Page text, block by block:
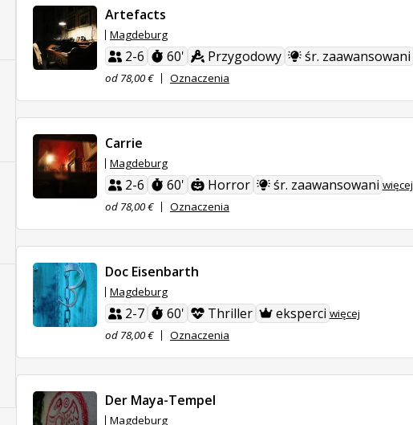
Artefacts
Magdeburg
2-6 60' Przygodowy śr. zaawansowani
od 78,00 €
Oznaczenia
Carrie
Magdeburg
2-6 60' Horror śr. zaawansowani więcej
od 78,00 €
Oznaczenia
Doc Eisenbarth
Magdeburg
2-7 60' Thriller eksperci więcej
od 78,00 €
Oznaczenia
Der Maya-Tempel
Magdeburg